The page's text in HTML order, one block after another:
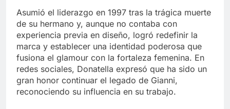
Asumió el liderazgo en 1997 tras la trágica muerte
de su hermano y, aunque no contaba con
experiencia previa en diseño, logró redefinir la
marca y establecer una identidad poderosa que
fusiona el glamour con la fortaleza femenina. En
redes sociales, Donatella expresó que ha sido un
gran honor continuar el legado de Gianni,
reconociendo su influencia en su trabajo.